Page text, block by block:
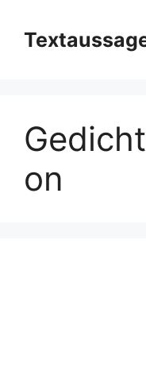
Inhalt
springen
on